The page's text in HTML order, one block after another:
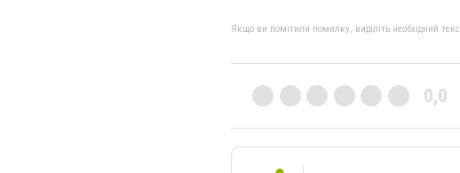
Якщо ви помітили помилку, виділіть необхідний
0,0